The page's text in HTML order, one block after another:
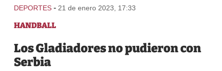
DEPORTES - 21 de enero 2023, 17:33
HANDBALL
Los Gladiadores no pudieron con
Serbia